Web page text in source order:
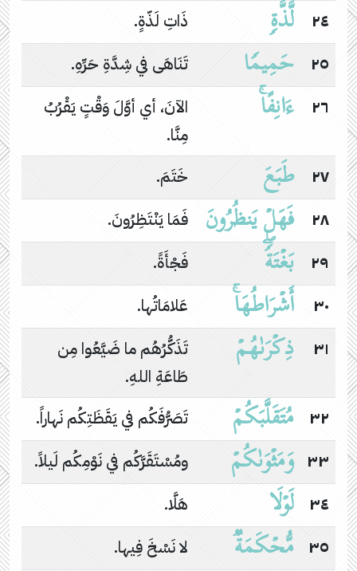
٢٤
لَّذَّةࣲ
ذَاتِ لَذّةٍ.
٢٥
حَمِیمࣰا
تَنَاهَى في شِدَّةِ حَرِّهِ.
٢٦
ءَانِفًاۚ
الآنَ، أي أوَّلَ وَقْتٍ يَقْرُبُ
مِنَّا.
٢٧
طَبَعَ
خَتَمَ.
٢٨
فَهَلۡ یَنظُرُونَ
فَمَا يَنْتَظِرُونَ.
٢٩
بَغۡتَةࣰۖ
فَجْأَةً.
٣٠
أَشۡرَاطُهَاۚ
عَلامَاتُها.
٣١
ذِكۡرَىٰهُمۡ
تَذَكُّرُهُم ما ضَيَّعُوا مِن
طَاعَةِ اللهِ.
٣٢
مُتَقَلَّبَكُمۡ
تَصَرُّفَكُم في يَقَظَتِكُم نَهاراً.
٣٣ وَمَثۡوَىٰكُمۡ
ومُسْتَقَرَّكُم في نَوْمِكُم لَيلاً.
٣٤
لَوۡلَا
هَلَّا.
٣٥
مُّحۡكَمَةࣱ لا نَسْخَ فِيها.